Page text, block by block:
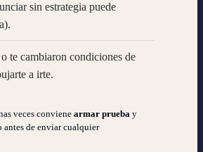
sin estrategia puede
te cambiaron condiciones de
a irte.
veces conviene armar prueba y
de enviar cualquier